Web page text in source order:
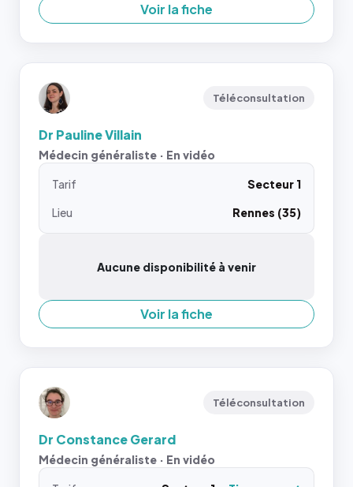
Voir la fiche
Téléconsultation
Dr Pauline Villain
Médecin généraliste · En vidéo
Tarif
Secteur 1
Lieu
Rennes (35)
Aucune disponibilité à venir
Voir la fiche
Téléconsultation
Dr Constance Gerard
Médecin généraliste · En vidéo